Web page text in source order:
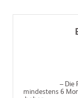
mindestens 6